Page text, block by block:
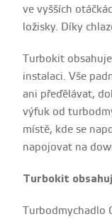
ve vyšších
ložisky. Díky
Turbokit
instalaci. Vše
ani přeďělávat,
výfuk od
místě, kde se
napojovat na
Turbokit
Turbodmychadlo